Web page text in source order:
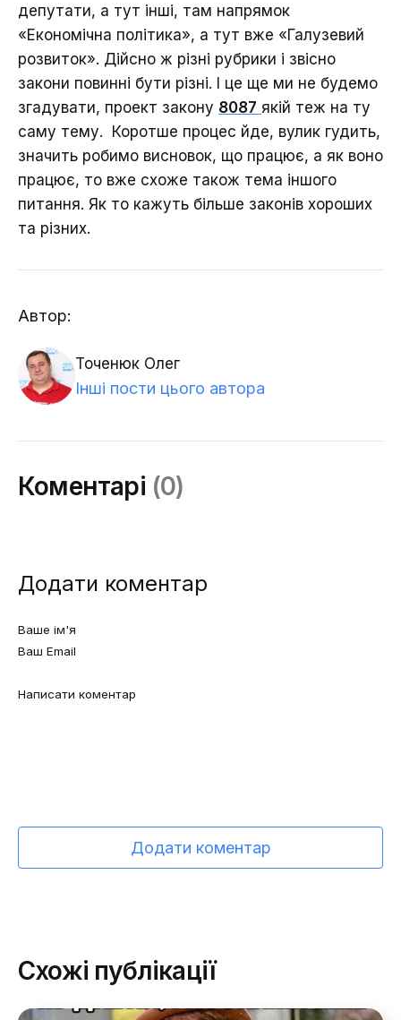
депутати, а тут інші, там напрямок
«Економічна політика», а тут вже «Галузевий
розвиток». Дійсно ж різні рубрики і звісно
закони повинні бути різні. І це ще ми не будемо
згадувати, проект закону 8087 якій теж на ту
саму тему. Коротше процес йде, вулик гудить,
значить робимо висновок, що працює, а як воно
працює, то вже схоже також тема іншого
питання. Як то кажуть більше законів хороших
та різних.
Автор:
Точенюк Олег
Інші пости цього автора
Коментарі (0)
Додати коментар
Додати коментар
Схожі публікації